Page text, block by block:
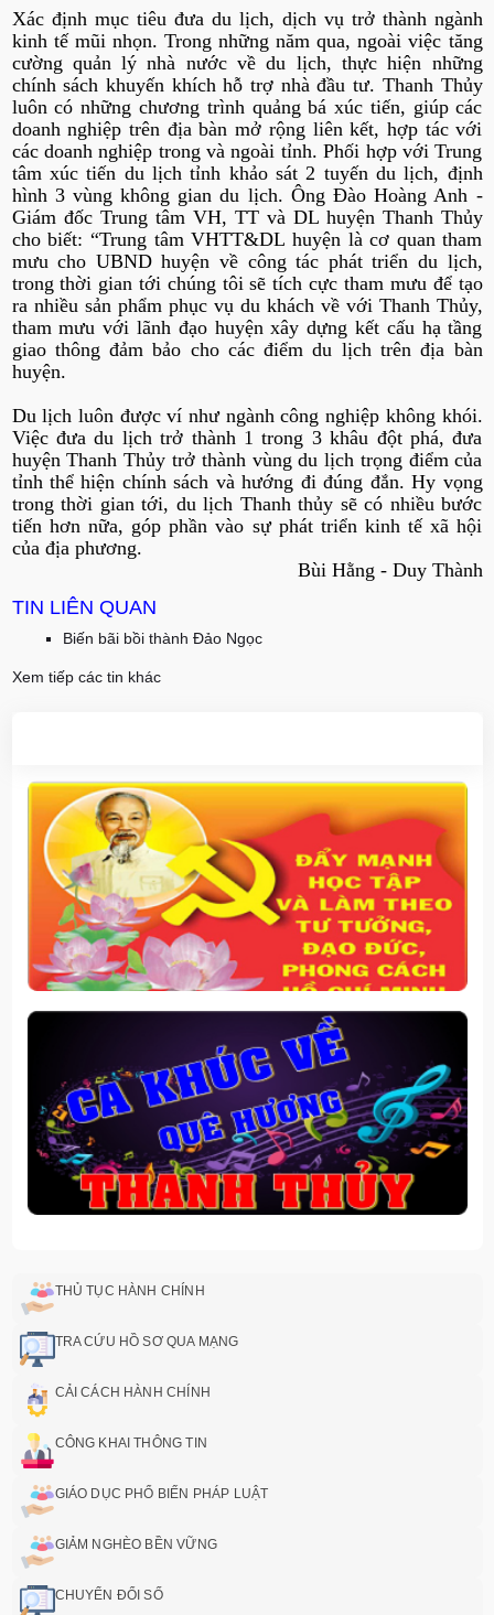
Xác định mục tiêu đưa du lịch, dịch vụ trở thành ngành
kinh tế mũi nhọn. Trong những năm qua, ngoài việc tăng
cường quản lý nhà nước về du lịch, thực hiện những
chính sách khuyến khích hỗ trợ nhà đầu tư. Thanh Thủy
luôn có những chương trình quảng bá xúc tiến, giúp các
doanh nghiệp trên địa bàn mở rộng liên kết, hợp tác với
các doanh nghiệp trong và ngoài tỉnh. Phối hợp với Trung
tâm xúc tiến du lịch tỉnh khảo sát 2 tuyến du lịch, định
hình 3 vùng không gian du lịch. Ông Đào Hoàng Anh -
Giám đốc Trung tâm VH, TT và DL huyện Thanh Thủy
cho biết: “Trung tâm VHTT&DL huyện là cơ quan tham
mưu cho UBND huyện về công tác phát triển du lịch,
trong thời gian tới chúng tôi sẽ tích cực tham mưu để tạo
ra nhiều sản phẩm phục vụ du khách về với Thanh Thủy,
tham mưu với lãnh đạo huyện xây dựng kết cấu hạ tầng
giao thông đảm bảo cho các điểm du lịch trên địa bàn
huyện.
Du lịch luôn được ví như ngành công nghiệp không khói.
Việc đưa du lịch trở thành 1 trong 3 khâu đột phá, đưa
huyện Thanh Thủy trở thành vùng du lịch trọng điểm của
tỉnh thể hiện chính sách và hướng đi đúng đắn. Hy vọng
trong thời gian tới, du lịch Thanh thủy sẽ có nhiều bước
tiến hơn nữa, góp phần vào sự phát triển kinh tế xã hội
của địa phương.
Bùi Hằng - Duy Thành
TIN LIÊN QUAN
Biến bãi bồi thành Đảo Ngọc
Xem tiếp các tin khác
THỦ TỤC HÀNH CHÍNH
TRA CỨU HỒ SƠ QUA MẠNG
CẢI CÁCH HÀNH CHÍNH
CÔNG KHAI THÔNG TIN
GIÁO DỤC PHỔ BIẾN PHÁP LUẬT
GIẢM NGHÈO BỀN VỮNG
CHUYỂN ĐỔI SỐ